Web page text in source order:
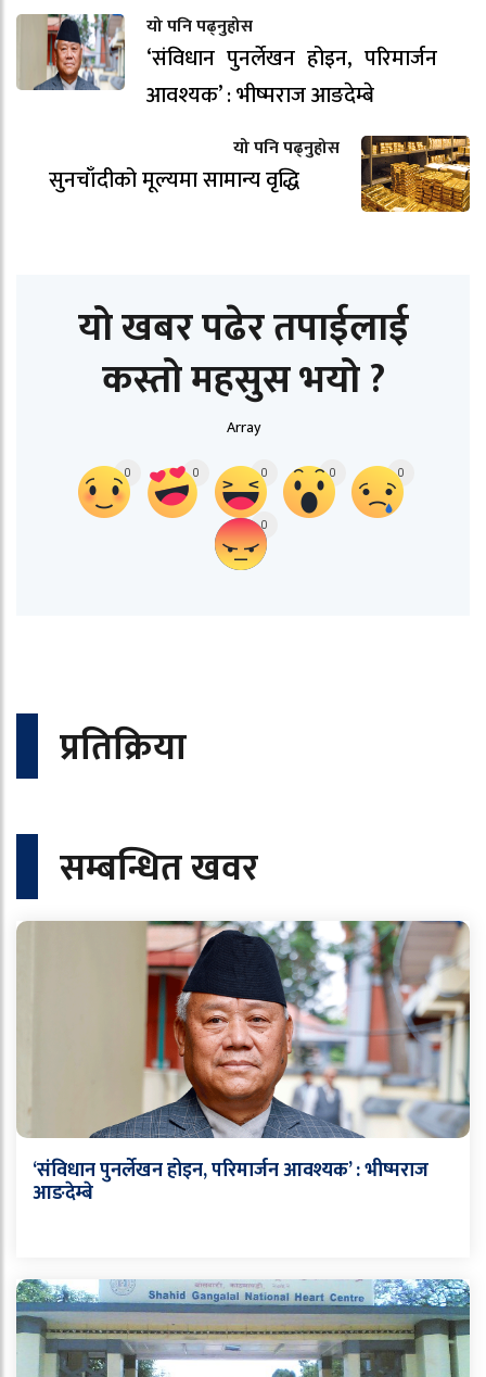
यो पनि पढ्नुहोस
‘संविधान पुनर्लेखन होइन, परिमार्जन
आवश्यक’ : भीष्मराज आङदेम्बे
यो पनि पढ्नुहोस
सुनचाँदीको मूल्यमा सामान्य वृद्धि
यो खबर पढेर तपाईलाई
कस्तो महसुस भयो ?
Array
0 0 0 0 0
0
प्रतिक्रिया
सम्बन्धित खवर
‘संविधान पुनर्लेखन होइन, परिमार्जन आवश्यक’ : भीष्मराज
आङदेम्बे